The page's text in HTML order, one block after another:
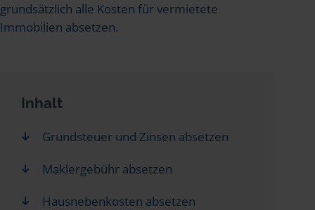
grundsätzlich alle Kosten für vermietete
Immobilien absetzen.
Inhalt
Grundsteuer und Zinsen absetzen
Maklergebühr absetzen
Hausnebenkosten absetzen